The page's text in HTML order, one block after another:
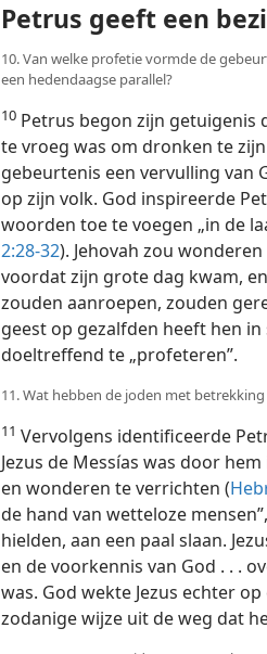
Petrus geeft een
10. Van welke profetie vormde de
een hedendaagse parallel?
10 Petrus begon zijn getuigenis
te vroeg was om dronken te zijn
gebeurtenis een vervulling van
op zijn volk. God inspireerde
woorden toe te voegen „in de
2:28-32). Jehovah zou
voordat zijn grote dag kwam,
zouden aanroepen, zouden
geest op gezalfden heeft hen
doeltreffend te „profeteren”.
11. Wat hebben de joden met
11 Vervolgens identificeerde
Jezus de Messías was door
en wonderen te verrichten (
de hand van wetteloze
hielden, aan een paal slaan.
en de voorkennis van God . . .
was. God wekte Jezus echter
zodanige wijze uit de weg dat